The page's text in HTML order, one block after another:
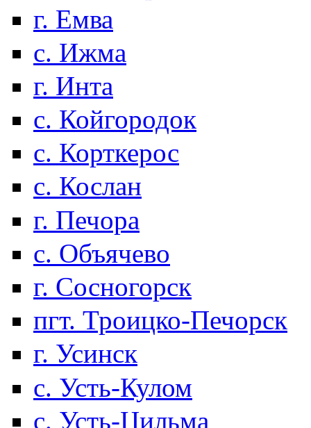
г. Емва
с. Ижма
г. Инта
с. Койгородок
с. Корткерос
с. Кослан
г. Печора
с. Объячево
г. Сосногорск
пгт. Троицко-Печорск
г. Усинск
с. Усть-Кулом
с. Усть-Цильма